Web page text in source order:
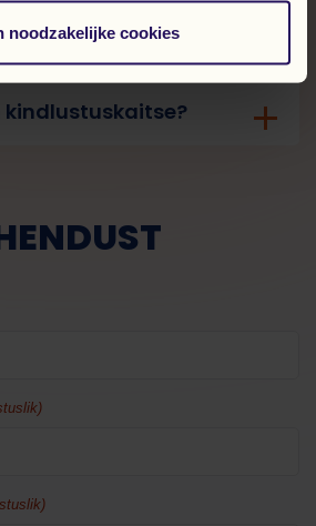
noodzakelijke cookies
kindlustuskaitse?